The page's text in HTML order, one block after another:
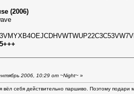
(2006)
2006, 10:29 от ~Night~ »
вёл себя действительно паршиво. Поэтому